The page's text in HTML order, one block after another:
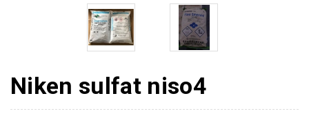
Niken sulfat niso4